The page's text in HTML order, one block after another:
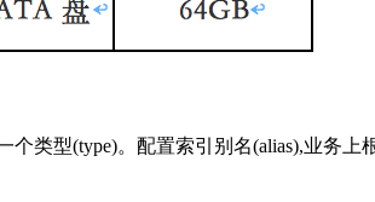
类型(type)。配置索引别名(alias),业务